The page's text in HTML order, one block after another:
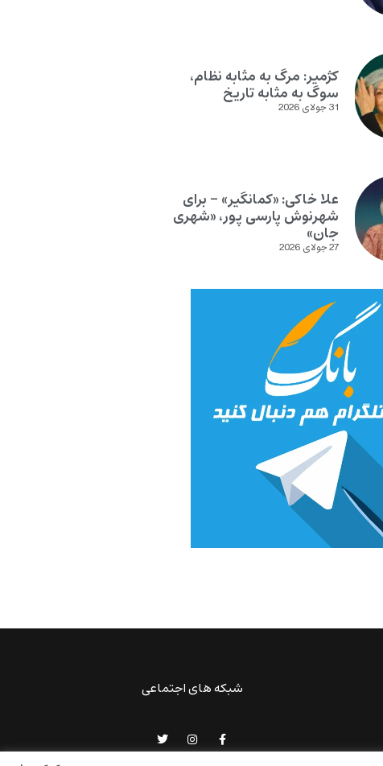
کژمیر: مرگ به مثابه نظام،
سوگ به مثابه تاریخ
31 جولای 2026
علا خاکی: «کمانگیر» – برای
شهرنوش پارسی پور، «شهری
جان»
27 جولای 2026
شبکه های اجتماعی